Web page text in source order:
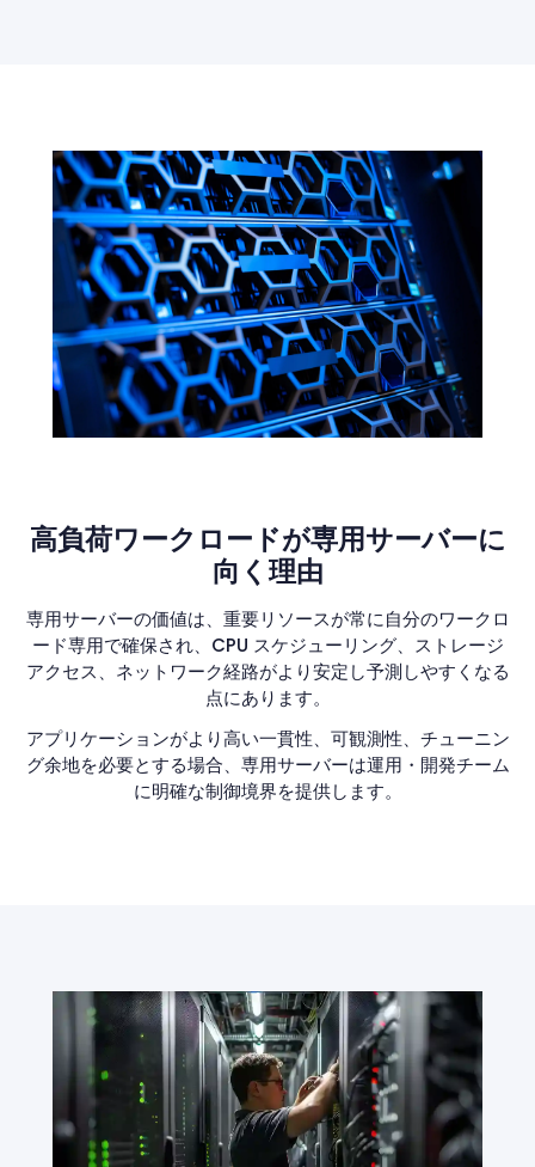
高負荷ワークロードが専用サーバーに
向く理由
専用サーバーの価値は、重要リソースが常に自分のワークロ
ード専用で確保され、CPU スケジューリング、ストレージ
アクセス、ネットワーク経路がより安定し予測しやすくなる
点にあります。
アプリケーションがより高い一貫性、可観測性、チューニン
グ余地を必要とする場合、専用サーバーは運用・開発チーム
に明確な制御境界を提供します。